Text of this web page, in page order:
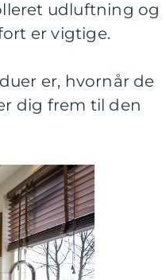
udluftning og
er vigtige.
er, hvornår de
dig frem til den